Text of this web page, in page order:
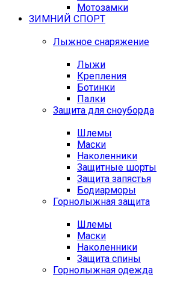
Мотозамки
ЗИМНИЙ СПОРТ
Лыжное снаряжение
Лыжи
Крепления
Ботинки
Палки
Защита для сноуборда
Шлемы
Маски
Наколенники
Защитные шорты
Защита запястья
Бодиарморы
Горнолыжная защита
Шлемы
Маски
Наколенники
Защита спины
Горнолыжная одежда